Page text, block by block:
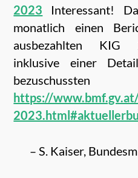
2023 Interessant!
monatlich einen
ausbezahlten KIG
inklusive einer
https://
– S. Kaiser,